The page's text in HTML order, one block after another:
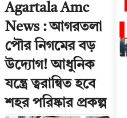
Agartala Amc
News : আগরতলা
পৌর নিগমের বড়
উদ্যোগ! আধুনিক
যন্ত্রে ত্বরান্বিত হবে
শহর পরিষ্কার প্রকল্প